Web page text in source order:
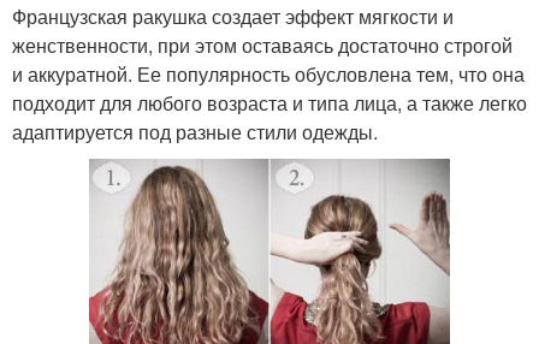
Французская ракушка создает эффект мягкости и
женственности, при этом оставаясь достаточно строгой
и аккуратной. Ее популярность обусловлена тем, что она
подходит для любого возраста и типа лица, а также легко
адаптируется под разные стили одежды.